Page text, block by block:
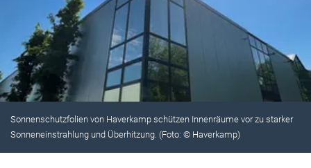
Sonnenschutzfolien von Haverkamp schützen Innenräume vor zu starker
Sonneneinstrahlung und Überhitzung. (Foto: © Haverkamp)